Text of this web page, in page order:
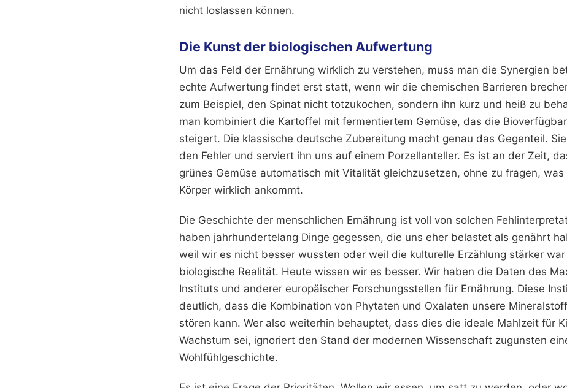
nicht loslassen können.
Die Kunst der biologischen Aufwertung
Um das Feld der Ernährung wirklich zu verstehen, muss man die Synergien
echte Aufwertung findet erst statt, wenn wir die chemischen Barrieren
zum Beispiel, den Spinat nicht totzukochen, sondern ihn kurz und heiß zu
man kombiniert die Kartoffel mit fermentiertem Gemüse, das die
steigert. Die klassische deutsche Zubereitung macht genau das Gegenteil.
den Fehler und serviert ihn uns auf einem Porzellanteller. Es ist an der Zeit,
grünes Gemüse automatisch mit Vitalität gleichzusetzen, ohne zu fragen, was
Körper wirklich ankommt.
Die Geschichte der menschlichen Ernährung ist voll von solchen
haben jahrhundertelang Dinge gegessen, die uns eher belastet als genährt
weil wir es nicht besser wussten oder weil die kulturelle Erzählung stärker
biologische Realität. Heute wissen wir es besser. Wir haben die Daten des
Instituts und anderer europäischer Forschungsstellen für Ernährung. Diese
deutlich, dass die Kombination von Phytaten und Oxalaten unsere
stören kann. Wer also weiterhin behauptet, dass dies die ideale Mahlzeit für
Wachstum sei, ignoriert den Stand der modernen Wissenschaft zugunsten
Wohlfühlgeschichte.